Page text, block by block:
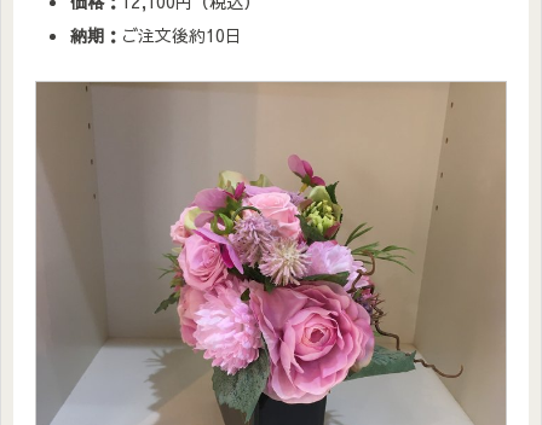
納期： ご注文後約10日